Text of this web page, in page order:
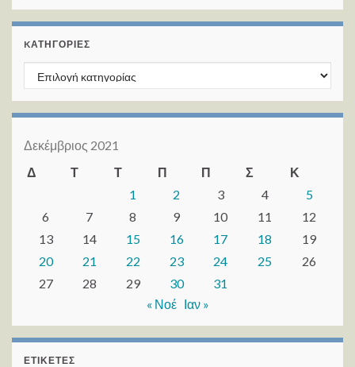
KΑΤΗΓΟΡΊΕΣ
Kατηγορίες
Δεκέμβριος 2021
Δ
Τ Τ Π Π Σ
Κ
1
2 3 4
5
6
7 8 9 10 11
12
13
14 15 16 17 18
19
20
21 22 23 24 25
26
27
28 29 30
31
« Νοέ Ιαν »
ΕΤΙΚΈΤΕΣ